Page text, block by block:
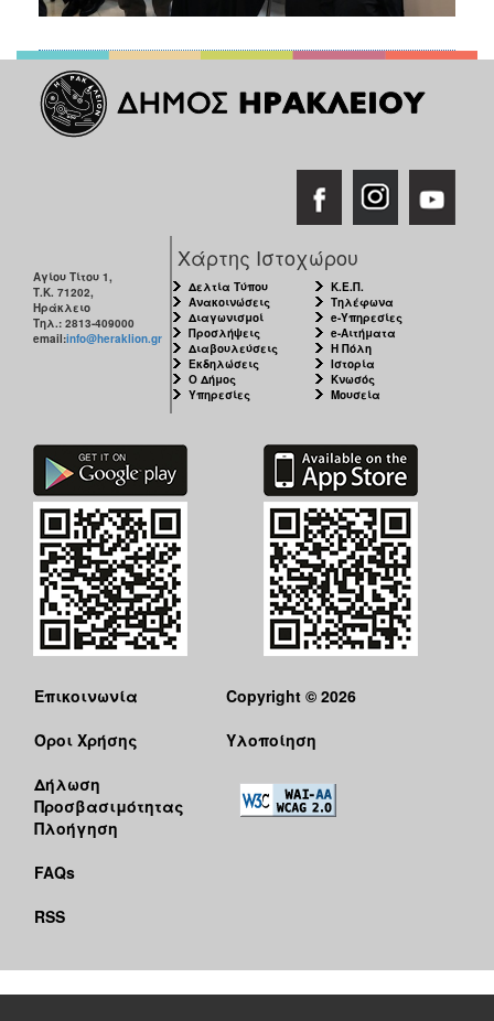
Αγίου Τίτου 1,
Τ.Κ. 71202,
Ηράκλειο
Τηλ.: 2813-409000
email:info@heraklion.gr
Χάρτης Ιστοχώρου
Δελτία Τύπου
Ανακοινώσεις
Διαγωνισμοί
Προσλήψεις
Διαβουλεύσεις
Εκδηλώσεις
Ο Δήμος
Υπηρεσίες
Κ.Ε.Π.
Τηλέφωνα
e-Υπηρεσίες
e-Αιτήματα
Η Πόλη
Ιστορία
Κνωσός
Μουσεία
Επικοινωνία
Όροι Χρήσης
Δήλωση
Προσβασιμότητας
Πλοήγηση
FAQs
RSS
Copyright © 2026
Υλοποίηση